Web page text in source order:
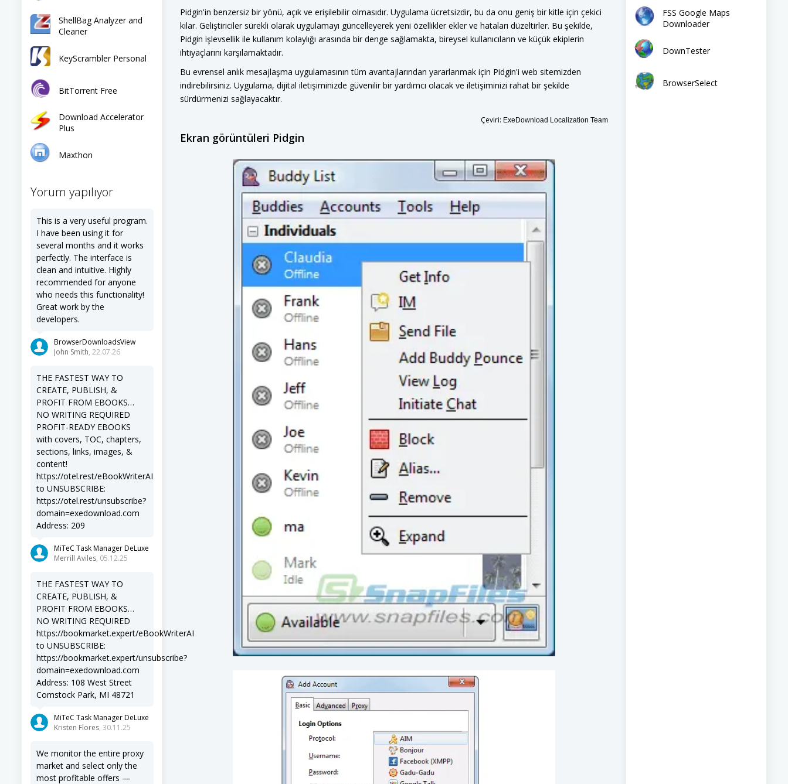
ShellBag Analyzer and
Cleaner
KeyScrambler Personal
BitTorrent Free
Download Accelerator
Plus
Maxthon
Yorum yapılıyor
This is a very useful program.
I have been using it for
several months and it works
perfectly. The interface is
clean and intuitive. Highly
recommended for anyone
who needs this functionality!
Great work by the
developers.
BrowserDownloadsView
John Smith, 22.07.26
THE FASTEST WAY TO
CREATE, PUBLISH, &
PROFIT FROM EBOOKS…
NO WRITING REQUIRED
PROFIT-READY EBOOKS
with covers, TOC, chapters,
sections, links, images, &
content!
https://otel.rest/eBookWriterAI
to UNSUBSCRIBE:
https://otel.rest/unsubscribe?
domain=exedownload.com
Address: 209
MiTeC Task Manager DeLuxe
Merrill Aviles, 05.12.25
THE FASTEST WAY TO
CREATE, PUBLISH, &
PROFIT FROM EBOOKS…
NO WRITING REQUIRED
https://bookmarket.expert/eBookWriterAI
to UNSUBSCRIBE:
https://bookmarket.expert/unsubscribe?
domain=exedownload.com
Address: 108 West Street
Comstock Park, MI 48721
MiTeC Task Manager DeLuxe
Kristen Flores, 30.11.25
We monitor the entire proxy
market and select only the
most profitable offers —
Pidgin'in benzersiz bir yönü, açık ve erişilebilir olmasıdır. Uygulama ücretsizdir, bu da onu geniş bir kitle için çekici
kılar. Geliştiriciler sürekli olarak uygulamayı güncelleyerek yeni özellikler ekler ve hataları düzeltirler. Bu şekilde,
Pidgin işlevsellik ile kullanım kolaylığı arasında bir denge sağlamakta, bireysel kullanıcıların ve küçük ekiplerin
ihtiyaçlarını karşılamaktadır.
Bu evrensel anlık mesajlaşma uygulamasının tüm avantajlarından yararlanmak için Pidgin'i web sitemizden
indirebilirsiniz. Uygulama, dijital iletişiminizde güvenilir bir yardımcı olacak ve iletişiminizi rahat bir şekilde
sürdürmenizi sağlayacaktır.
Çeviri: ExeDownload Localization Team
Ekran görüntüleri Pidgin
FSS Google Maps
Downloader
DownTester
BrowserSelect